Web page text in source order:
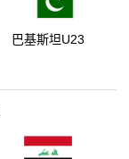
巴基斯坦U23